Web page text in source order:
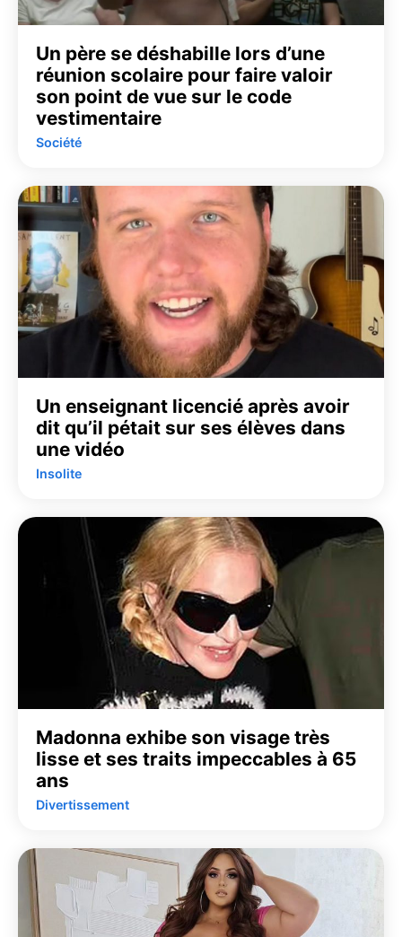
Un père se déshabille lors d’une
réunion scolaire pour faire valoir
son point de vue sur le code
vestimentaire
Société
Un enseignant licencié après avoir
dit qu’il pétait sur ses élèves dans
une vidéo
Insolite
Madonna exhibe son visage très
lisse et ses traits impeccables à 65
ans
Divertissement